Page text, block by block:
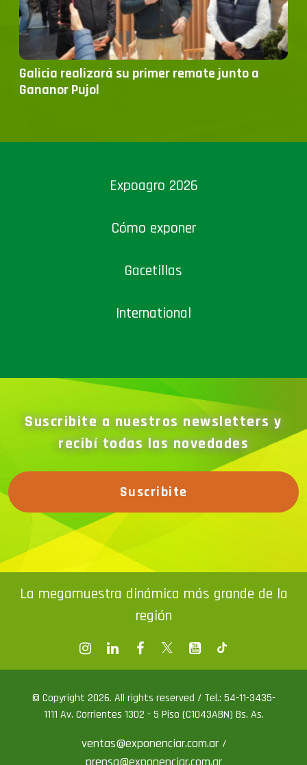
Galicia realizará su primer remate junto a
Gananor Pujol
Expoagro 2026
Cómo exponer
Gacetillas
International
Suscribite a nuestros newsletters y
recibí todas las novedades
Suscribite
La megamuestra dinámica más grande de la
región
© Copyright 2026. All rights reserved / Tel.: 54-11-3435-
1111 Av. Corrientes 1302 - 5 Piso (C1043ABN) Bs. As.
ventas@exponenciar.com.ar /